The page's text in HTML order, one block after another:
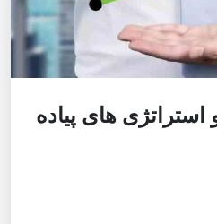
های پیاده